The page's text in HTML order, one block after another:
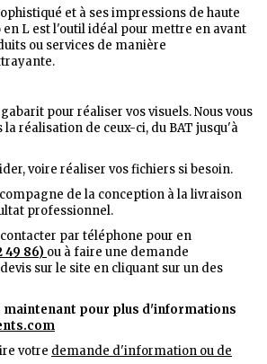
et à ses impressions de haute
L est l'outil idéal pour mettre en avant
ou services de manière
pour réaliser vos visuels. Nous vous
réalisation de ceux-ci, du BAT jusqu'à
voire réaliser vos fichiers si besoin.
de la conception à la livraison
professionnel.
par téléphone pour en
49 86) ou à faire une demande
sur le site en cliquant sur un des
maintenant pour plus d'informations
m
votre demande d'information ou de